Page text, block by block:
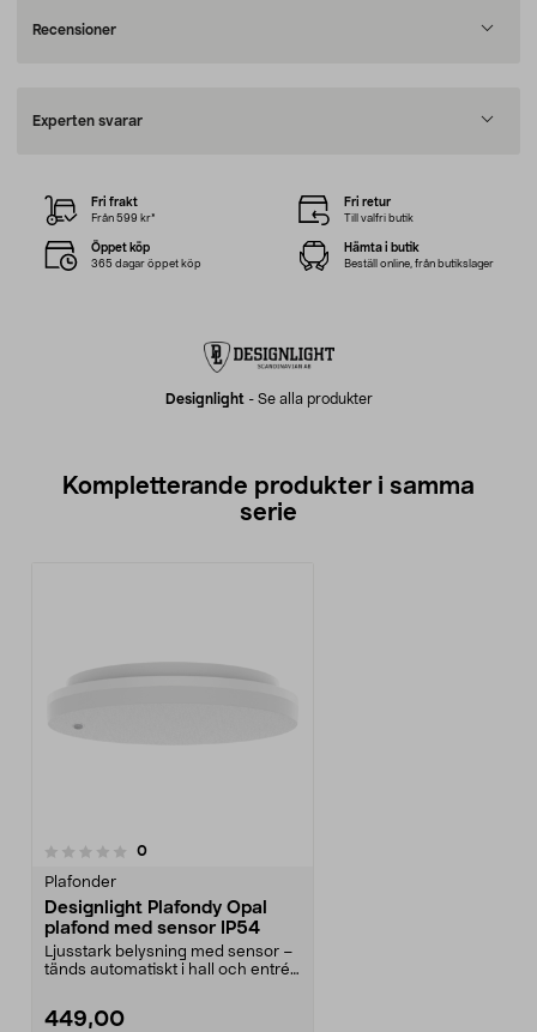
Recensioner
Experten svarar
Designlight - Se alla produkter
Fri frakt
Från 599 kr*
Fri retur
Till valfri butik
Öppet köp
365 dagar öppet köp
Hämta i butik
Beställ online, från butikslager
Kompletterande produkter i samma
serie
0recensioner
Plafonder
Designlight Plafondy Opal
plafond med sensor IP54
Ljusstark belysning med sensor –
tänds automatiskt i hall och entré.
449,00